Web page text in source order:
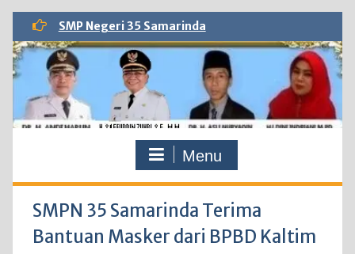
Skip
content
SMP Negeri 35 Samarinda
Menu
SMPN 35 Samarinda Terima
Bantuan Masker dari BPBD Kaltim